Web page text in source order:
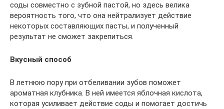
соды совместно с зубной пастой, но здесь велика
вероятность того, что она нейтрализует действие
некоторых составляющих пасты, и полученный
результат не сможет закрепиться.
Вкусный способ
В летнюю пору при отбеливании зубов поможет
ароматная клубника. В ней имеется яблочная кислота,
которая усиливает действие соды и помогает достичь